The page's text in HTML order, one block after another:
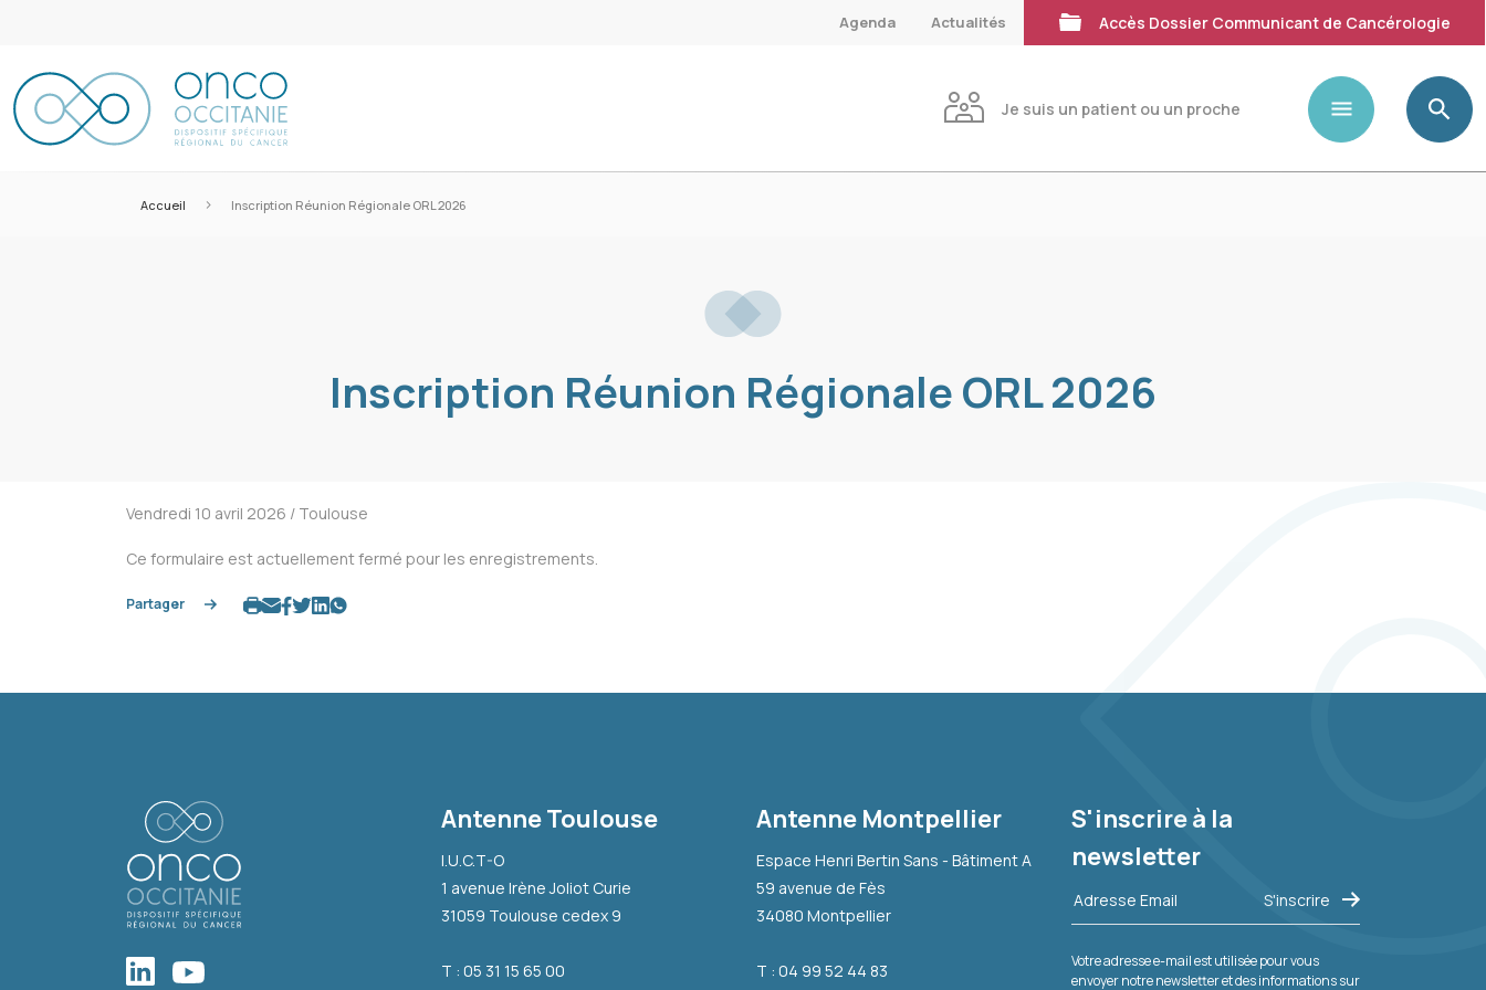
Agenda Actualités Accès Dossier Communicant de Cancérologie
Je suis un patient ou un proche
Accueil > Inscription Réunion Régionale ORL 2026
Inscription Réunion Régionale ORL 2026
Vendredi 10 avril 2026 / Toulouse
Ce formulaire est actuellement fermé pour les enregistrements.
Partager
Antenne Toulouse
I.U.C.T-O
1 avenue Irène Joliot Curie
31059 Toulouse cedex 9
T : 05 31 15 65 00
Antenne Montpellier
Espace Henri Bertin Sans - Bâtiment A
59 avenue de Fès
34080 Montpellier
T : 04 99 52 44 83
S'inscrire à la
newsletter
Votre adresse e-mail est utilisée pour vous
envoyer notre newsletter et des informations sur